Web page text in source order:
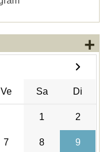
Ve Sa Di
1 2
7 8 9
+